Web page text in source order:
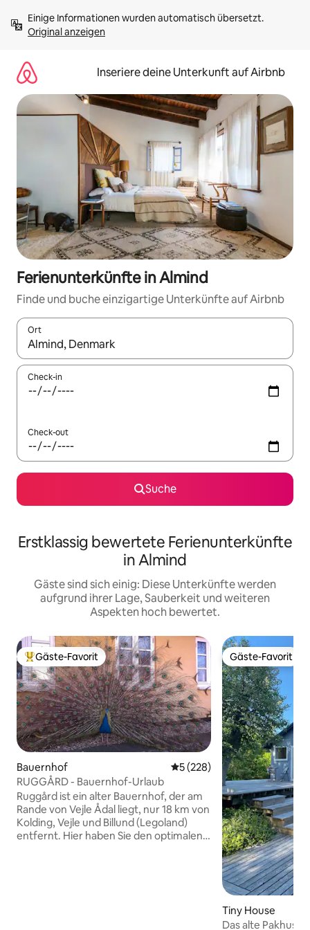
Inhalten
springenOriginal anzeigen
Inseriere deine Unterkunft auf Airbnb
Ferienunterkünfte in Almind
Finde und buche einzigartige Unterkünfte auf Airbnb
Ort
Wenn Ergebnisse verfügbar sind, navigiere mit den
Check-in
Check-out
Suche
Erstklassig bewertete Ferienunterkünfte
in Almind
Gäste sind sich einig: Diese Unterkünfte werden
aufgrund ihrer Lage, Sauberkeit und weiteren
Aspekten hoch bewertet.
Beliebter Gäste-Favorit.
Gäste-Favorit
Bauernhof Durchschnittliche
5 (228)
RUGGÅRD - Bauernhof-Urlaub
Ruggård ist ein alter Bauernhof, der am
Rande von Vejle Ådal liegt, nur 18 km von
Kolding, Vejle und Billund (Legoland)
entfernt. Hier haben Sie den optimalen
Gäste-Favorit
Gäste-Favorit
Tiny House
Das alte Pakhus